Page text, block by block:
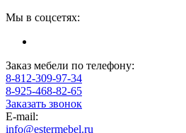
Мы в соцсетях:
Заказ мебели по телефону:
8-812-309-97-34
8-925-468-82-65
Заказать звонок
E-mail:
info@estermebel.ru